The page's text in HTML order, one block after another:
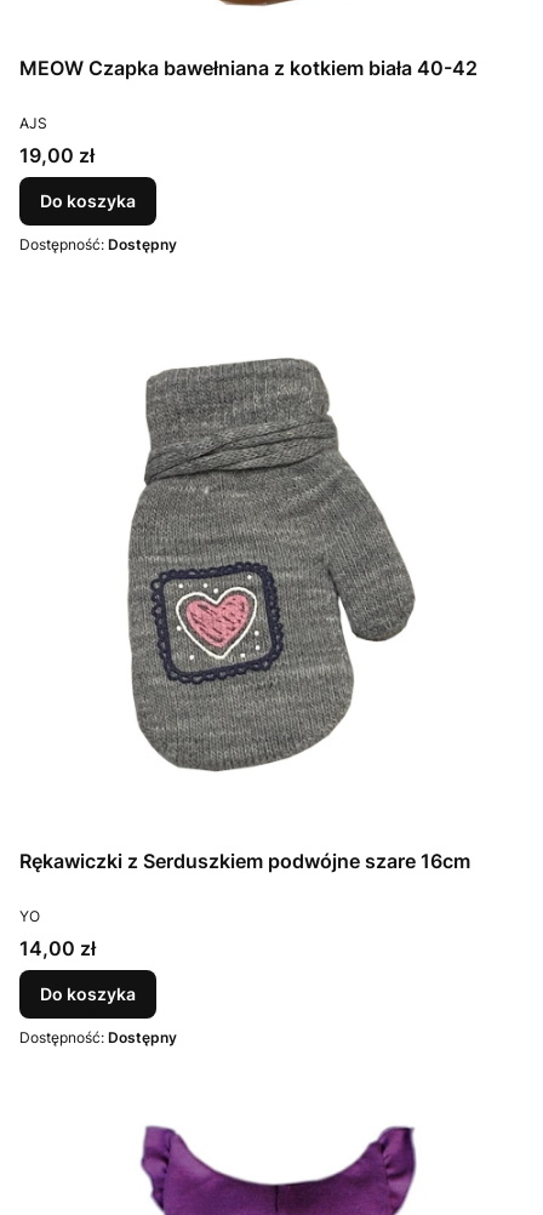
MEOW Czapka bawełniana z kotkiem biała 40-42
PRODUCENT
AJS
Cena
19,00 zł
Do koszyka
Dostępność: Dostępny
Rękawiczki z Serduszkiem podwójne szare 16cm
PRODUCENT
YO
Cena
14,00 zł
Do koszyka
Dostępność: Dostępny